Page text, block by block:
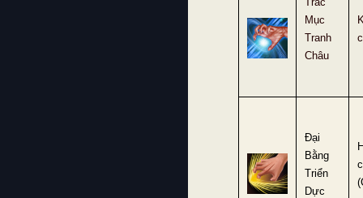
Mục
Tranh
Châu
Đại
Bằng
Triển
Dực